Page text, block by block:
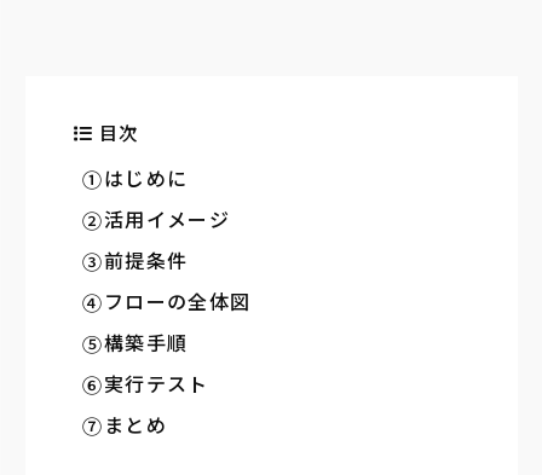
目次
はじめに
活用イメージ
前提条件
フローの全体図
構築手順
実行テスト
まとめ